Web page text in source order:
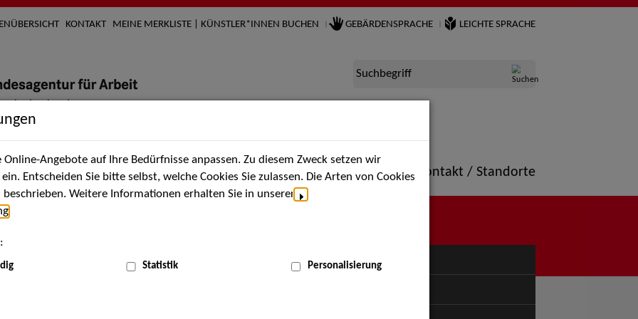
KONTAKT MEINE MERKLISTE | KÜNSTLER*INNEN BUCHEN GEBÄRDENSPRACHE LEICHTE SPRACHE
Suchbegriff
Künstler*innen Über uns Aktuelles Termine Portfolio Kontakt / Standorte
MENÜ
Angebote auf Ihre Bedürfnisse anpassen. Zu diesem Zweck setzen wir
Entscheiden Sie bitte selbst, welche Cookies Sie zulassen. Die Arten von Cookies
Weitere Informationen erhalten Sie in unserer
Statistik Personalisierung